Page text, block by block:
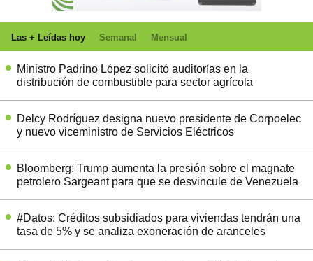
Las + Leídas hoy Semanal Mensual
Ministro Padrino López solicitó auditorías en la
distribución de combustible para sector agrícola
Delcy Rodríguez designa nuevo presidente de Corpoelec
y nuevo viceministro de Servicios Eléctricos
Bloomberg: Trump aumenta la presión sobre el magnate
petrolero Sargeant para que se desvincule de Venezuela
#Datos: Créditos subsidiados para viviendas tendrán una
tasa de 5% y se analiza exoneración de aranceles